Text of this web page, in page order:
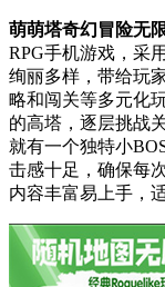
萌萌塔奇幻冒险无
RPG手机游戏，采
绚丽多样，带给玩
略和闯关等多元化
的高塔，逐层挑战
就有一个独特小
击感十足，确保每
内容丰富易上手，